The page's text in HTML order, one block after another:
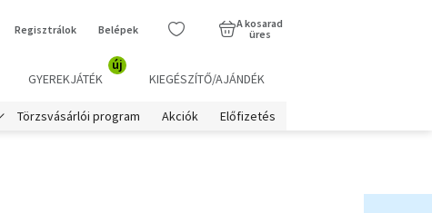
Regisztrálok Belépek
A kosarad
üres
GYEREKJÁTÉK
új
KIEGÉSZÍTŐ/AJÁNDÉK
Törzsvásárlói program Akciók Előfizetés